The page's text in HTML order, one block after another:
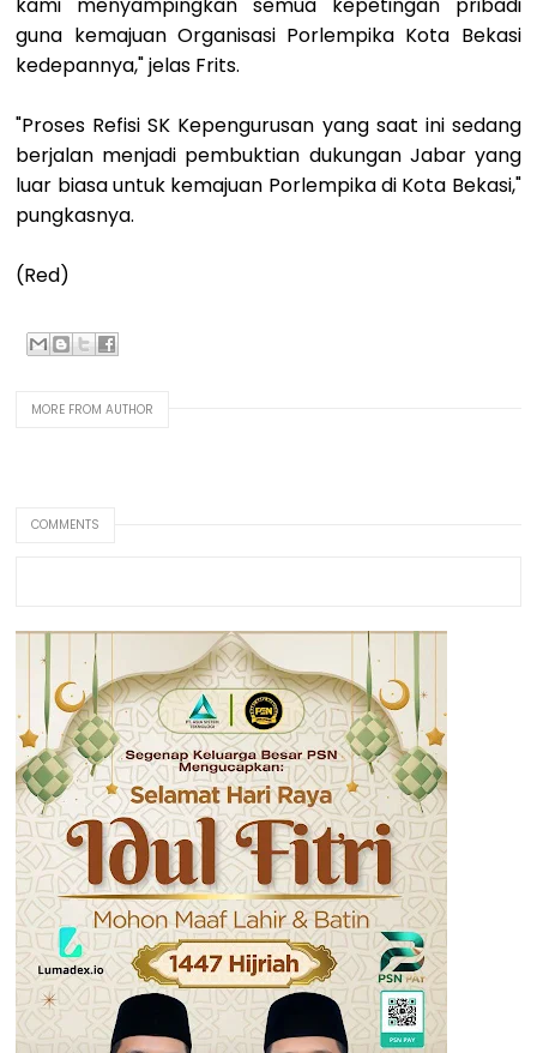
guna kemajuan Organisasi Porlempika Kota Bekasi
kedepannya," jelas Frits.
"Proses Refisi SK Kepengurusan yang saat ini sedang
berjalan menjadi pembuktian dukungan Jabar yang
luar biasa untuk kemajuan Porlempika di Kota Bekasi,"
pungkasnya.
(Red)
MORE FROM AUTHOR
COMMENTS